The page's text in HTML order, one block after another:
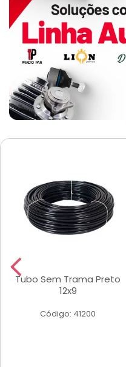
Tubo Sem Trama Preto
12x9
Código: 41200